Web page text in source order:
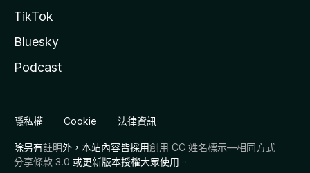
TikTok
Bluesky
Podcast
隱私權 Cookie 法律資訊
除另有註明外，本站內容皆採用創用 CC 姓名標示—相同方式
分享條款 3.0 或更新版本授權大眾使用。